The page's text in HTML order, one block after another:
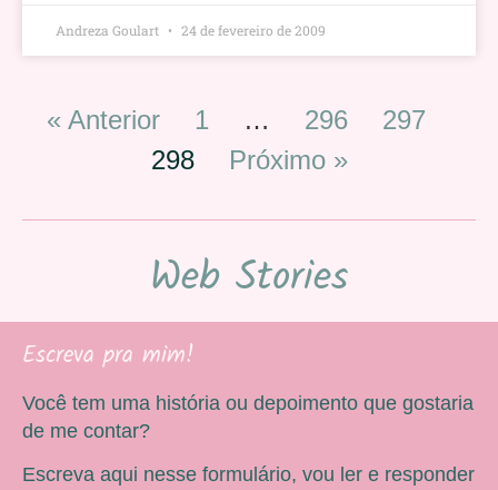
Andreza Goulart 24 de fevereiro de 2009
« Anterior 1 … 296
297
298
Próximo »
Web Stories
Escreva pra mim!
Você tem uma história ou depoimento que gostaria
de me contar?
Escreva aqui nesse formulário, vou ler e responder